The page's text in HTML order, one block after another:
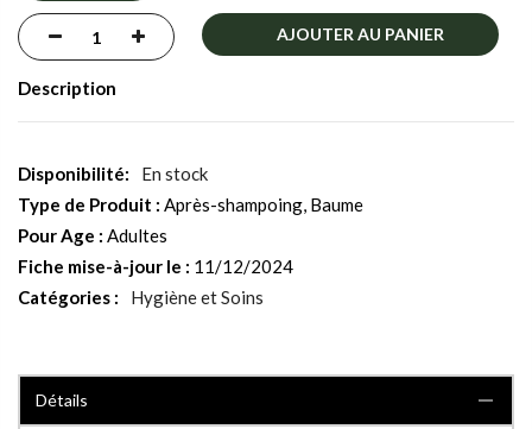
AJOUTER AU PANIER
Description
En stock
Type de Produit : Après-shampoing, Baume
Pour Age : Adultes
Fiche mise-à-jour le : 11/12/2024
Catégories :
Hygiène et Soins
Détails